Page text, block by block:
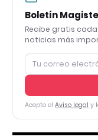
Boletín
Recibe gratis
noticias más
Acepto el Aviso legal y